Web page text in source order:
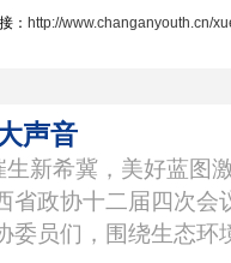
： http://www.changanyouth.cn/
声音
新希冀，美好蓝图
省政协十二届四次会
委员们，围绕生态